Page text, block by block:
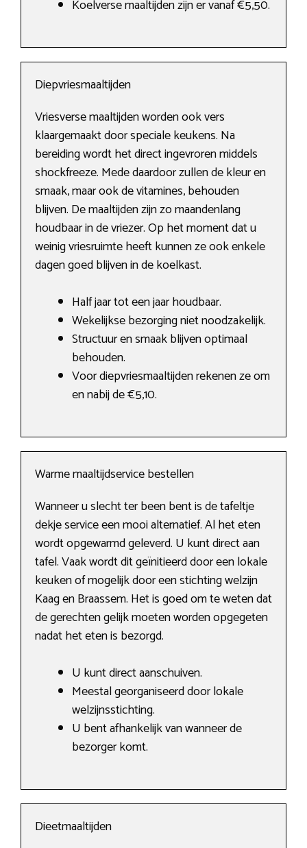
Koelverse maaltijden zijn er vanaf €5,50.
Diepvriesmaaltijden
Vriesverse maaltijden worden ook vers
klaargemaakt door speciale keukens. Na
bereiding wordt het direct ingevroren middels
shockfreeze. Mede daardoor zullen de kleur en
smaak, maar ook de vitamines, behouden
blijven. De maaltijden zijn zo maandenlang
houdbaar in de vriezer. Op het moment dat u
weinig vriesruimte heeft kunnen ze ook enkele
dagen goed blijven in de koelkast.
Half jaar tot een jaar houdbaar.
Wekelijkse bezorging niet noodzakelijk.
Structuur en smaak blijven optimaal
behouden.
Voor diepvriesmaaltijden rekenen ze om
en nabij de €5,10.
Warme maaltijdservice bestellen
Wanneer u slecht ter been bent is de tafeltje
dekje service een mooi alternatief. Al het eten
wordt opgewarmd geleverd. U kunt direct aan
tafel. Vaak wordt dit geïnitieerd door een lokale
keuken of mogelijk door een stichting welzijn
Kaag en Braassem. Het is goed om te weten dat
de gerechten gelijk moeten worden opgegeten
nadat het eten is bezorgd.
U kunt direct aanschuiven.
Meestal georganiseerd door lokale
welzijnsstichting.
U bent afhankelijk van wanneer de
bezorger komt.
Dieetmaaltijden